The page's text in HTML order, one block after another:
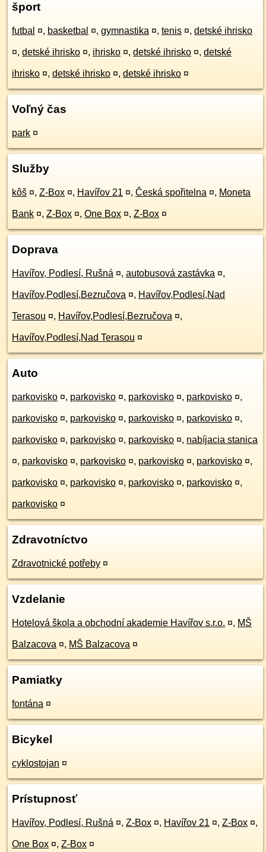
šport
futbal ¤, basketbal ¤, gymnastika ¤, tenis ¤, detské ihrisko
¤, detské ihrisko ¤, ihrisko ¤, detské ihrisko ¤, detské
ihrisko ¤, detské ihrisko ¤, detské ihrisko ¤
Voľný čas
park ¤
Služby
kôš ¤, Z-Box ¤, Havířov 21 ¤, Česká spořitelna ¤, Moneta
Bank ¤, Z-Box ¤, One Box ¤, Z-Box ¤
Doprava
Havířov, Podlesí, Rušná ¤, autobusová zastávka ¤,
Havířov,Podlesí,Bezručova ¤, Havířov,Podlesí,Nad
Terasou ¤, Havířov,Podlesí,Bezručova ¤,
Havířov,Podlesí,Nad Terasou ¤
Auto
parkovisko ¤, parkovisko ¤, parkovisko ¤, parkovisko ¤,
parkovisko ¤, parkovisko ¤, parkovisko ¤, parkovisko ¤,
parkovisko ¤, parkovisko ¤, parkovisko ¤, nabíjacia stanica
¤, parkovisko ¤, parkovisko ¤, parkovisko ¤, parkovisko ¤,
parkovisko ¤, parkovisko ¤, parkovisko ¤, parkovisko ¤,
parkovisko ¤
Zdravotníctvo
Zdravotnické potřeby ¤
Vzdelanie
Hotelová škola a obchodní akademie Havířov s.r.o. ¤, MŠ
Balzacova ¤, MŠ Balzacova ¤
Pamiatky
fontána ¤
Bicykel
cyklostojan ¤
Prístupnosť
Havířov, Podlesí, Rušná ¤, Z-Box ¤, Havířov 21 ¤, Z-Box ¤,
One Box ¤, Z-Box ¤